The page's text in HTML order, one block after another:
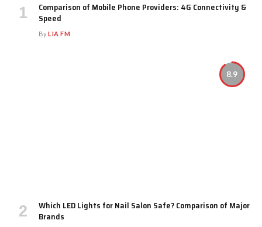
Comparison of Mobile Phone Providers: 4G Connectivity &
Speed
ByLIA FM
8.9
Which LED Lights for Nail Salon Safe? Comparison of Major
Brands